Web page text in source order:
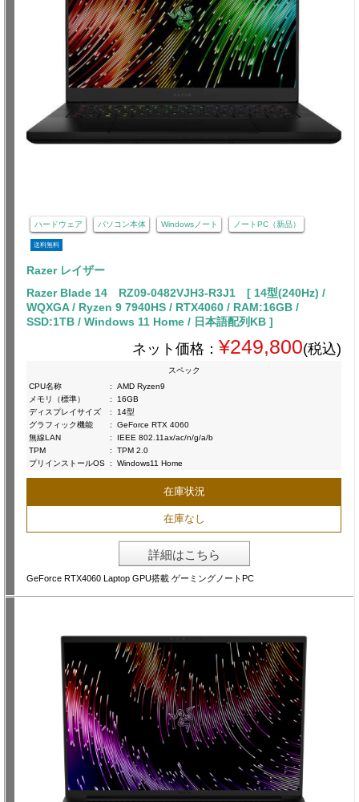
ハードウェア パソコン本体 Windowsノート ノートPC（新品）
送料無料
Razer レイザー
Razer Blade 14 RZ09-0482VJH3-R3J1 [ 14型(240Hz) /
WQXGA / Ryzen 9 7940HS / RTX4060 / RAM:16GB /
SSD:1TB / Windows 11 Home / 日本語配列KB ]
ネット価格： ¥249,800(税込)
スペック
CPU名称
:
AMD Ryzen9
メモリ（標準）
:
16GB
ディスプレイサイズ
:
14型
グラフィック機能
:
GeForce RTX 4060
無線LAN
:
IEEE 802.11ax/ac/n/g/a/b
TPM
:
TPM 2.0
プリインストールOS : Windows11 Home
在庫状況
在庫なし
詳細はこちら
GeForce RTX4060 Laptop GPU搭載 ゲーミングノートPC